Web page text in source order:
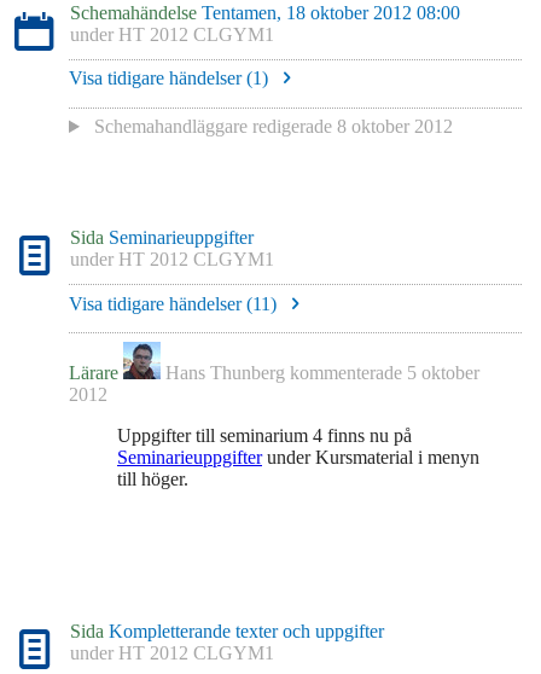
Schemahändelse Tentamen, 18 oktober 2012 08:00
under HT 2012 CLGYM1
Visa tidigare händelser (1)
Schemahandläggare redigerade 8 oktober 2012
Sida Seminarieuppgifter
under HT 2012 CLGYM1
Visa tidigare händelser (11)
Lärare Hans Thunberg kommenterade 5 oktober
2012
Uppgifter till seminarium 4 finns nu på
Seminarieuppgifterunder Kursmaterial i menyn
till höger.
Sida Kompletterande texter och uppgifter
under HT 2012 CLGYM1